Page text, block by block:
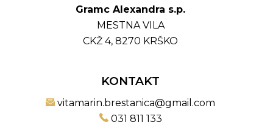
Gramc Alexandra s.p.
MESTNA VILA
CKŽ 4, 8270 KRŠKO
KONTAKT
vitamarin.brestanica@gmail.com
031 811 133